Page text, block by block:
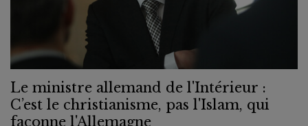
Le ministre allemand de l'Intérieur :
C’est le christianisme, pas l'Islam, qui
façonne l'Allemagne